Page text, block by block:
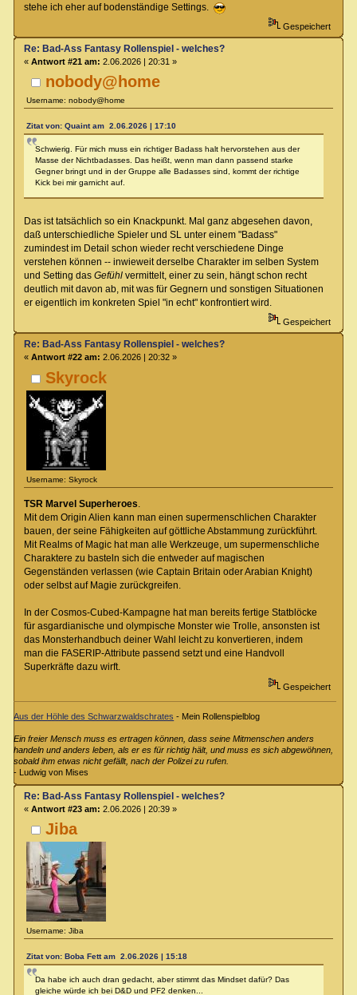
stehe ich eher auf bodenständige Settings.
Gespeichert
nobody@home
Username: nobody@home
Re: Bad-Ass Fantasy Rollenspiel - welches?
« Antwort #21 am: 2.06.2026 | 20:31 »
Zitat von: Quaint am 2.06.2026 | 17:10
Schwierig. Für mich muss ein richtiger Badass halt hervorstehen aus der
Masse der Nichtbadasses. Das heißt, wenn man dann passend starke
Gegner bringt und in der Gruppe alle Badasses sind, kommt der richtige
Kick bei mir garnicht auf.
Das ist tatsächlich so ein Knackpunkt. Mal ganz abgesehen davon,
daß unterschiedliche Spieler und SL unter einem "Badass"
zumindest im Detail schon wieder recht verschiedene Dinge
verstehen können -- inwieweit derselbe Charakter im selben System
und Setting das Gefühlvermittelt, einer zu sein, hängt schon recht
deutlich mit davon ab, mit was für Gegnern und sonstigen Situationen
er eigentlich im konkreten Spiel "in echt" konfrontiert wird.
Gespeichert
Skyrock
Username: Skyrock
Re: Bad-Ass Fantasy Rollenspiel - welches?
« Antwort #22 am: 2.06.2026 | 20:32 »
TSR Marvel Superheroes.
Mit dem Origin Alien kann man einen supermenschlichen Charakter
bauen, der seine Fähigkeiten auf göttliche Abstammung zurückführt.
Mit Realms of Magic hat man alle Werkzeuge, um supermenschliche
Charaktere zu basteln sich die entweder auf magischen
Gegenständen verlassen (wie Captain Britain oder Arabian Knight)
oder selbst auf Magie zurückgreifen.
In der Cosmos-Cubed-Kampagne hat man bereits fertige Statblöcke
für asgardianische und olympische Monster wie Trolle, ansonsten ist
das Monsterhandbuch deiner Wahl leicht zu konvertieren, indem
man die FASERIP-Attribute passend setzt und eine Handvoll
Superkräfte dazu wirft.
Gespeichert
Aus der Höhle des Schwarzwaldschrates - Mein Rollenspielblog
Ein freier Mensch muss es ertragen können, dass seine Mitmenschen anders
handeln und anders leben, als er es für richtig hält, und muss es sich abgewöhnen,
sobald ihm etwas nicht gefällt, nach der Polizei zu rufen.
- Ludwig von Mises
Jiba
Username: Jiba
Re: Bad-Ass Fantasy Rollenspiel - welches?
« Antwort #23 am: 2.06.2026 | 20:39 »
Zitat von: Boba Fett am 2.06.2026 | 15:18
Da habe ich auch dran gedacht, aber stimmt das Mindset dafür? Das
gleiche würde ich bei D&D und PF2 denken...